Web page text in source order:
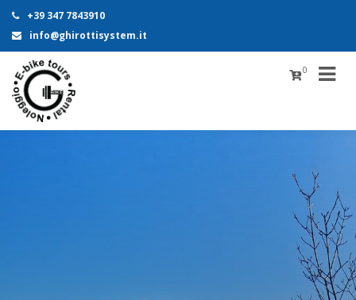
+39 347 7843910
info@ghirottisystem.it
0